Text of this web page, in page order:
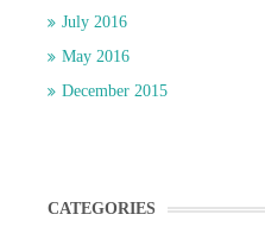
July 2016
May 2016
December 2015
CATEGORIES